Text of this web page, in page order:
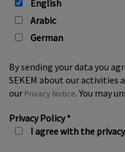
English
Arabic
German
By sending your data you
SEKEM about our activities
our Privacy Notice. You may
Privacy Policy*
I agree with the